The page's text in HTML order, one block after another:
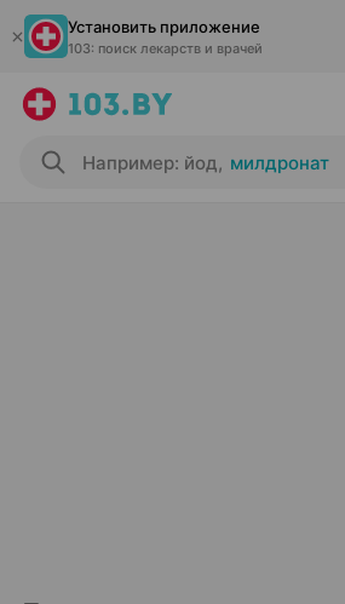
Установить приложение
103: поиск лекарств и врачей
Например: йод, милдронат